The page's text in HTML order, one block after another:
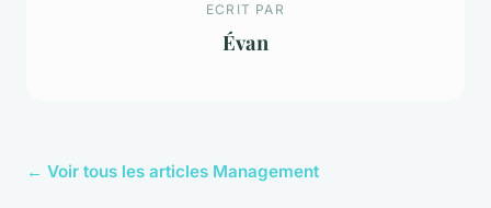
ECRIT PAR
Évan
← Voir tous les articles Management